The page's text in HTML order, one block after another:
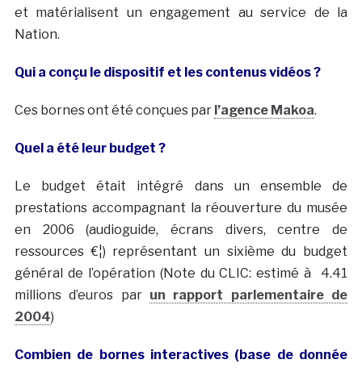
et matérialisent un engagement au service de la
Nation.
Qui a conçu le dispositif et les contenus vidéos ?
Ces bornes ont été conçues par l’agence Makoa.
Quel a été leur budget ?
Le budget était intégré dans un ensemble de
prestations accompagnant la réouverture du musée
en 2006 (audioguide, écrans divers, centre de
ressources €¦) représentant un sixième du budget
général de l’opération (Note du CLIC: estimé à 4.41
millions d’euros par un rapport parlementaire de
2004)
Combien de bornes interactives (base de donnée